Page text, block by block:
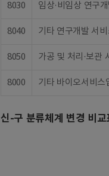
8030 임상·비임상 연구
8040 기타 연구개발 서
8050 가공 및 처리·보관
8000 기타 바이오서비스
신-구 분류체계 변경 비교